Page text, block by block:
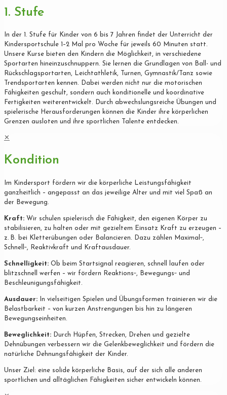
1. Stufe
In der 1. Stufe für Kinder von 6 bis 7 Jahren findet der Unterricht der
Kindersportschule 1–2 Mal pro Woche für jeweils 60 Minuten statt.
Unsere Kurse bieten den Kindern die Möglichkeit, in verschiedene
Sportarten hineinzuschnuppern. Sie lernen die Grundlagen von Ball- und
Rückschlagsportarten, Leichtathletik, Turnen, Gymnastik/Tanz sowie
Trendsportarten kennen. Dabei werden nicht nur die motorischen
Fähigkeiten geschult, sondern auch konditionelle und koordinative
Fertigkeiten weiterentwickelt. Durch abwechslungsreiche Übungen und
spielerische Herausforderungen können die Kinder ihre körperlichen
Grenzen ausloten und ihre sportlichen Talente entdecken.
✕
Kondition
Im Kindersport fördern wir die körperliche Leistungsfähigkeit
ganzheitlich – angepasst an das jeweilige Alter und mit viel Spaß an
der Bewegung.
Kraft: Wir schulen spielerisch die Fähigkeit, den eigenen Körper zu
stabilisieren, zu halten oder mit gezieltem Einsatz Kraft zu erzeugen –
z. B. bei Kletterübungen oder Balancieren. Dazu zählen Maximal‐,
Schnell‐, Reaktivkraft und Kraftausdauer.
Schnelligkeit: Ob beim Startsignal reagieren, schnell laufen oder
blitzschnell werfen – wir fördern Reaktions‐, Bewegungs‐ und
Beschleunigungsfähigkeit.
Ausdauer: In vielseitigen Spielen und Übungsformen trainieren wir die
Belastbarkeit – von kurzen Anstrengungen bis hin zu längeren
Bewegungseinheiten.
Beweglichkeit: Durch Hüpfen, Strecken, Drehen und gezielte
Dehnübungen verbessern wir die Gelenkbeweglichkeit und fördern die
natürliche Dehnungsfähigkeit der Kinder.
Unser Ziel: eine solide körperliche Basis, auf der sich alle anderen
sportlichen und alltäglichen Fähigkeiten sicher entwickeln können.